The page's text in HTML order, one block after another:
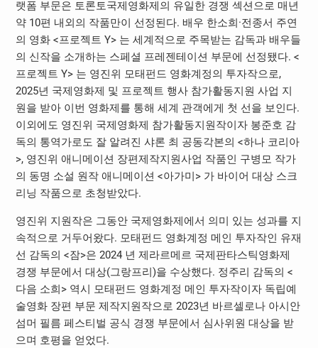
랫폼 부문은 토론토국제영화제의 유일한 경쟁 섹션으로 매년
약 10편 내외의 작품만이 선정된다. 배우 한소희·전종서 주연
의 영화 <프로젝트 Y> 는 세계적으로 주목받는 감독과 배우들
의 신작을 소개하는 스페셜 프레젠테이션 부문에 선정됐다. <
프로젝트 Y> 는 영진위 모태펀드 영화계정의 투자작으로,
2025년 국제영화제 및 프로젝트 행사 참가활동지원 사업 지
원을 받아 이번 영화제를 통해 세계 관객에게 첫 선을 보인다.
이외에도 영진위 국제영화제 참가활동지원작이자 봉준호 감
독의 통역가로도 잘 알려진 샤론 최 공동각본의 <하나 코리아
>, 영진위 애니메이션 장편제작지원사업 작품인 구병모 작가
의 동명 소설 원작 애니메이션 <아가미> 가 바이어 대상 스크
리닝 작품으로 초청받았다.​
영진위 지원작은 그동안 국제영화제에서 의미 있는 성과를 지
속적으로 거두어왔다. 모태펀드 영화계정 메인 투자작인 유재
선 감독의 <잠>은 2024 년 제라르메르 국제판타스틱영화제
경쟁 부문에서 대상(그랑프리)을 수상했다. 정주리 감독의 <
다음 소희> 역시 모태펀드 영화계정 메인 투자작이자 독립예
술영화 장편 부문 제작지원작으로 2023년 바르셀로나 아시안
섬머 필름 페스티벌 공식 경쟁 부문에서 심사위원 대상을 받
으며 호평을 얻었다.